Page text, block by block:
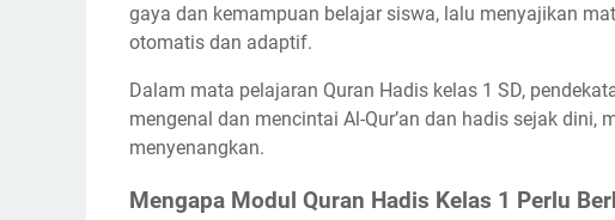
gaya dan kemampuan belajar siswa, lalu menyajikan
otomatis dan adaptif.
Dalam mata pelajaran Quran Hadis kelas 1 SD,
mengenal dan mencintai Al-Qur’an dan hadis sejak
menyenangkan.
Mengapa Modul Quran Hadis Kelas 1 Perlu